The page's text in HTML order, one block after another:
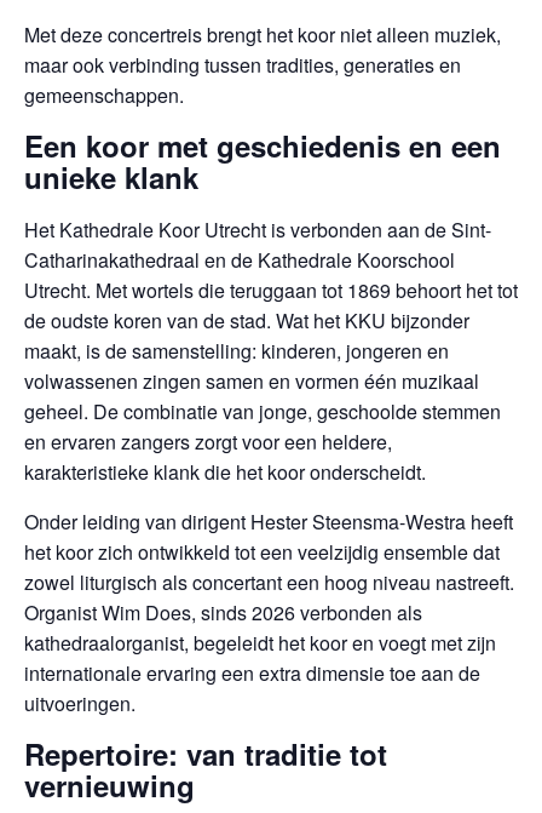
Met deze concertreis brengt het koor niet alleen muziek,
maar ook verbinding tussen tradities, generaties en
gemeenschappen.
Een koor met geschiedenis en een
unieke klank
Het Kathedrale Koor Utrecht is verbonden aan de Sint-
Catharinakathedraal en de Kathedrale Koorschool
Utrecht. Met wortels die teruggaan tot 1869 behoort het tot
de oudste koren van de stad. Wat het KKU bijzonder
maakt, is de samenstelling: kinderen, jongeren en
volwassenen zingen samen en vormen één muzikaal
geheel. De combinatie van jonge, geschoolde stemmen
en ervaren zangers zorgt voor een heldere,
karakteristieke klank die het koor onderscheidt.
Onder leiding van dirigent Hester Steensma-Westra heeft
het koor zich ontwikkeld tot een veelzijdig ensemble dat
zowel liturgisch als concertant een hoog niveau nastreeft.
OrganistWim Does, sinds 2026 verbonden als
kathedraalorganist, begeleidt het koor en voegt met zijn
internationale ervaring een extra dimensie toe aan de
uitvoeringen.
Repertoire: van traditie tot
vernieuwing